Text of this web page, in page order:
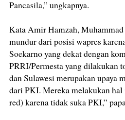
Pancasila,” ungkapnya.
Kata Amir Hamzah,
mundur dari posisi wapres
Soekarno yang dekat dengan
PRRI/Permesta yang dilakukan
dan Sulawesi merupakan upaya
dari PKI. Mereka melakukan
red) karena tidak suka PKI,”